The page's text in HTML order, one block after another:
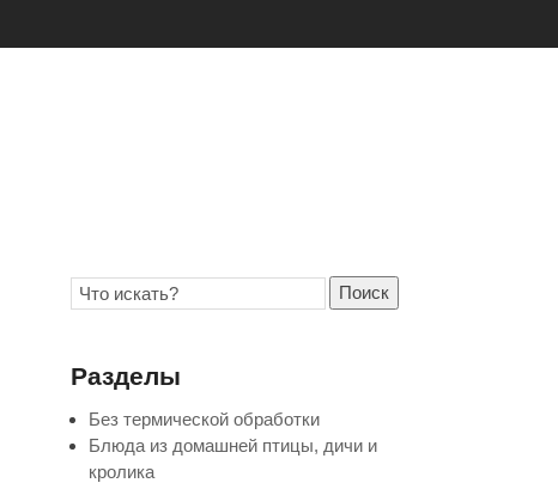
Поиск
Разделы
Без термической обработки
Блюда из домашней птицы, дичи и
кролика